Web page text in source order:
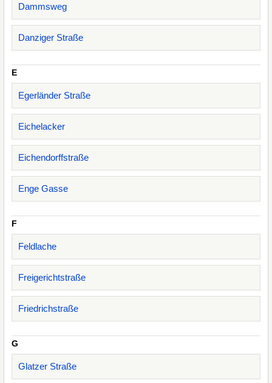
Dammsweg
Danziger Straße
E
Egerländer Straße
Eichelacker
Eichendorffstraße
Enge Gasse
F
Feldlache
Freigerichtstraße
Friedrichstraße
G
Glatzer Straße